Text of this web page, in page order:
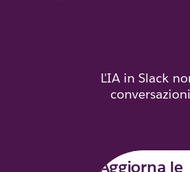
L'IA in Slack
Aggiorna le